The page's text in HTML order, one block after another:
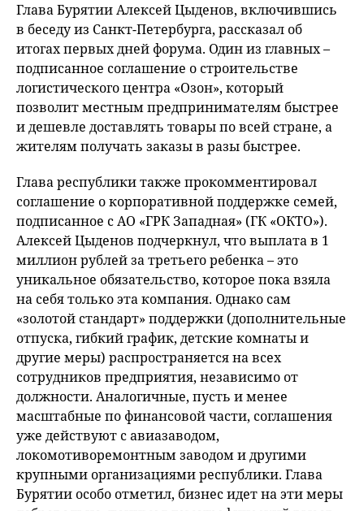
Глава Бурятии Алексей Цыденов, включившись
в беседу из Санкт-Петербурга, рассказал об
итогах первых дней форума. Один из главных –
подписанное соглашение о строительстве
логистического центра «Озон», который
позволит местным предпринимателям быстрее
и дешевле доставлять товары по всей стране, а
жителям получать заказы в разы быстрее.
Глава республики также прокомментировал
соглашение о корпоративной поддержке семей,
подписанное с АО «ГРК Западная» (ГК «ОКТО»).
Алексей Цыденов подчеркнул, что выплата в 1
миллион рублей за третьего ребенка – это
уникальное обязательство, которое пока взяла
на себя только эта компания. Однако сам
«золотой стандарт» поддержки (дополнительные
отпуска, гибкий график, детские комнаты и
другие меры) распространяется на всех
сотрудников предприятия, независимо от
должности. Аналогичные, пусть и менее
масштабные по финансовой части, соглашения
уже действуют с авиазаводом,
локомотиворемонтным заводом и другими
крупными организациями республики. Глава
Бурятии особо отметил, бизнес идет на эти меры